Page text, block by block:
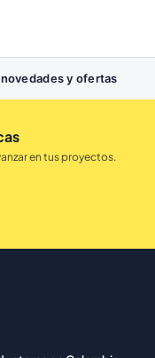
y ofertas
en tus proyectos.